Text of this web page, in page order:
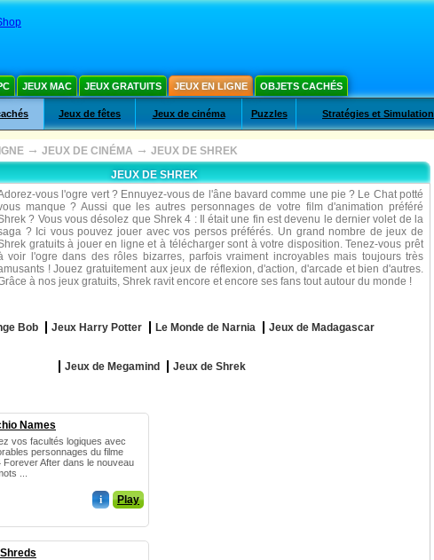
JEUX MAC JEUX GRATUITS JEUX EN LIGNE OBJETS CACHÉS
Jeux de fêtes Jeux de cinéma Puzzles Stratégies et Simulation
→ JEUX DE CINÉMA → JEUX DE SHREK
JEUX DE SHREK
vous l'ogre vert ? Ennuyez-vous de l'âne bavard comme une pie ? Le Chat potté
manque ? Aussi que les autres personnages de votre film d'animation préféré
? Vous vous désolez que Shrek 4 : Il était une fin est devenu le dernier volet de la
? Ici vous pouvez jouer avec vos persos préférés. Un grand nombre de jeux de
gratuits à jouer en ligne et à télécharger sont à votre disposition. Tenez-vous prêt
voir l'ogre dans des rôles bizarres, parfois vraiment incroyables mais toujours très
! Jouez gratuitement aux jeux de réflexion, d'action, d'arcade et bien d'autres.
à nos jeux gratuits, Shrek ravit encore et encore ses fans tout autour du monde !
Bob Jeux Harry Potter Le Monde de Narnia Jeux de Madagascar
Jeux de Megamind Jeux de Shrek
Names
vos facultés logiques avec
personnages du filme
Forever After dans le nouveau
...
i Play